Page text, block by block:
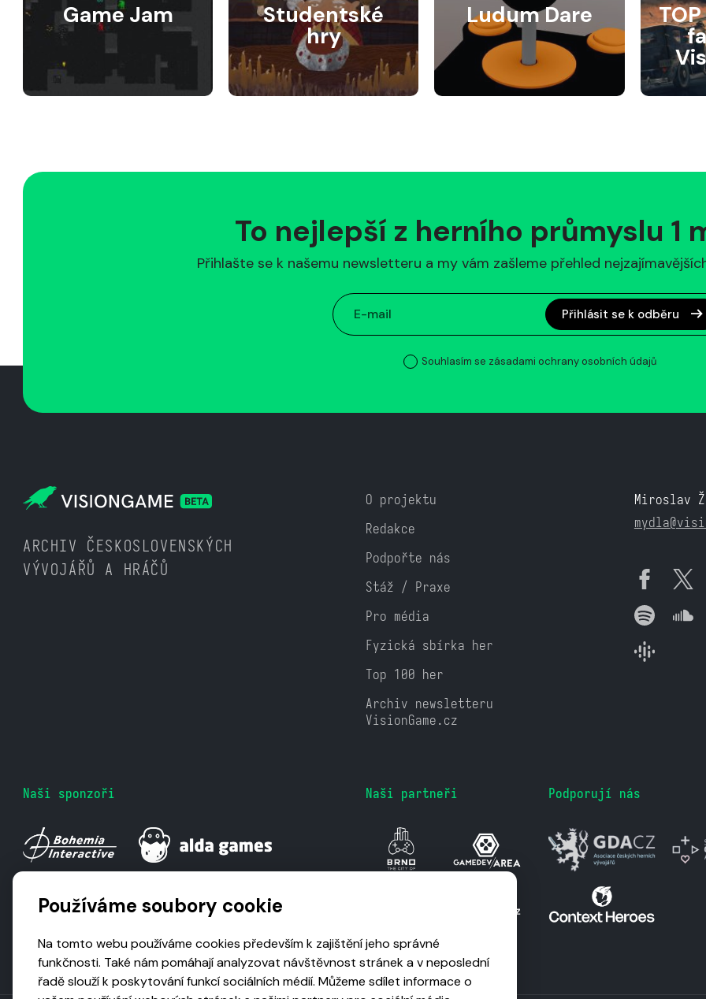
Game Jam Studentské
hry
Ludum Dare
To nejlepší z herního průmyslu 1
Přihlašte se k našemu newsletteru a my vám zašleme přehled
Přihlásit se k odběru
Souhlasím se zásadami ochrany osobních údajů
ARCHIV ČESKOSLOVENSKÝCH
VÝVOJÁŘŮ A HRÁČŮ
O projektu
Redakce
Podpořte nás
Stáž / Praxe
Pro média
Fyzická sbírka her
Top 100 her
Archiv newsletteru
VisionGame.cz
Miroslav
Naši sponzoři Naši partneři Podporují nás
Používáme soubory cookie
Na tomto webu používáme cookies především k zajištění jeho správné
funkčnosti. Také nám pomáhají analyzovat návštěvnost stránek a v neposlední
řadě slouží k poskytování funkcí sociálních médií. Můžeme sdílet informace o